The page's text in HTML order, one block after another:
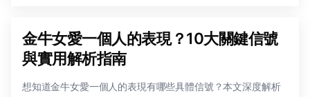
金牛女愛一個人的表現？10大關鍵信號
與實用解析指南
想知道金牛女愛一個人的表現有哪些具體信號？本文深度解析